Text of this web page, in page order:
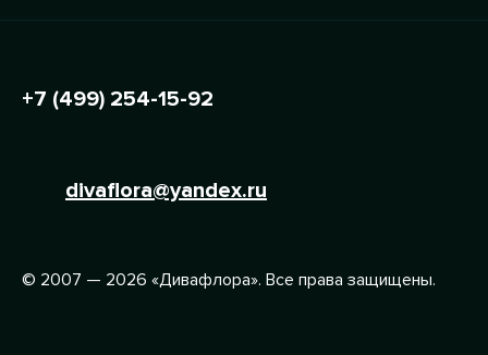
+7 (499) 254-15-92
divaflora@yandex.ru
© 2007 — 2026 «Дивафлора». Все права защищены.